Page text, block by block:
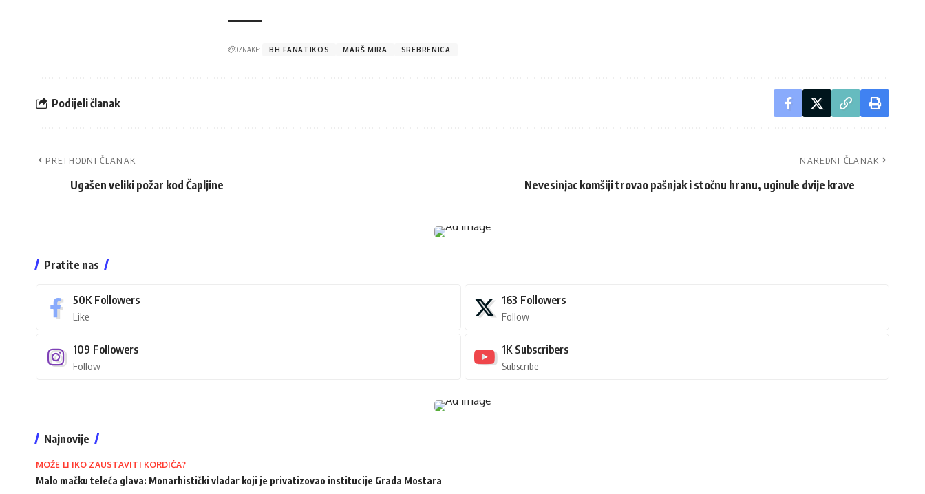
OZNAKE: BH FANATIKOS MARŠ MIRA SREBRENICA
Podijeli članak
PRETHODNI ČLANAK
Ugašen veliki požar kod Čapljine
NAREDNI ČLANAK
Nevesinjac komšiji trovao pašnjak i stočnu hranu, uginule dvije krave
Pratite nas
50K Followers
Like
163 Followers
Follow
109 Followers
Follow
1K Subscribers
Subscribe
Najnovije
MOŽE LI IKO ZAUSTAVITI KORDIĆA?
Malo mačku teleća glava: Monarhistički vladar koji je privatizovao institucije Grada Mostara